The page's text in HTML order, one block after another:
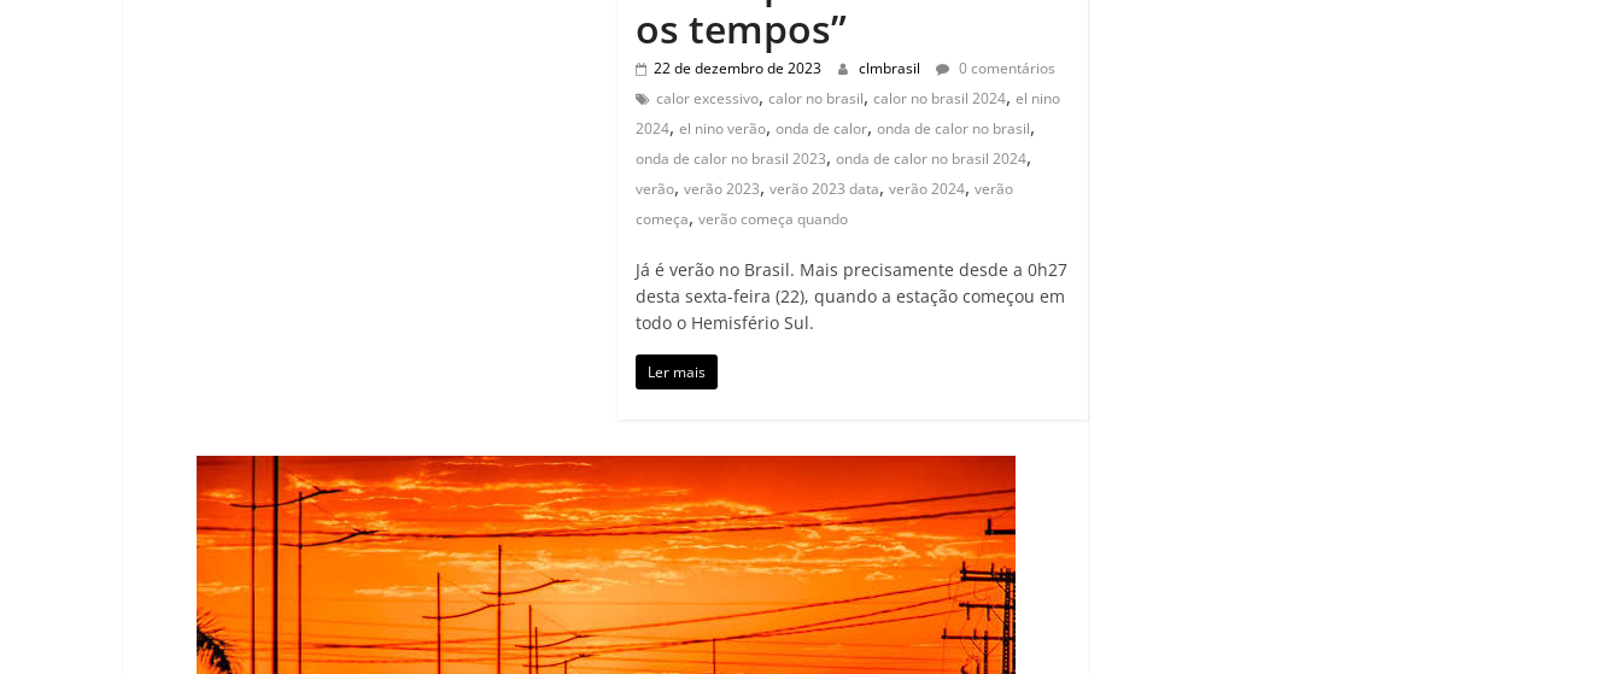
os tempos”
22 de dezembro de 2023 clmbrasil
0 comentários
calor excessivo,calor no brasil,calor no brasil 2024,el nino
2024,el nino verão,onda de calor,onda de calor no brasil,
onda de calor no brasil 2023,onda de calor no brasil 2024,
verão,verão 2023,verão 2023 data,verão 2024,verão
começa,verão começa quando
Já é verão no Brasil. Mais precisamente desde a 0h27
desta sexta-feira (22), quando a estação começou em
todo o Hemisfério Sul.
Ler mais